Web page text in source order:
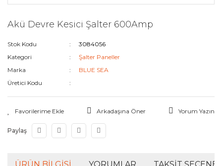
Akü Devre Kesici Şalter 600Amp
Stok Kodu
3084056
Kategori
Şalter Paneller
Marka
BLUE SEA
Üretici Kodu
Arkadaşına Öner Yorum Yazın
Paylaş
ÜRÜN BILGISI YORUMLAR TAKSIT